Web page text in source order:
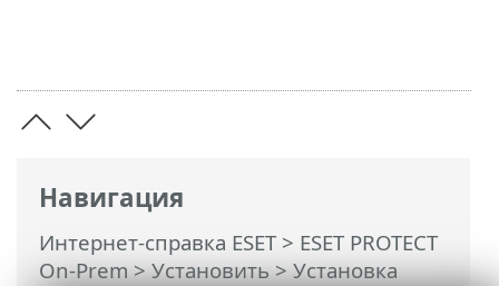
Навигация
Интернет-справка ESET> ESET PROTECT
On-Prem>Установить>Установка